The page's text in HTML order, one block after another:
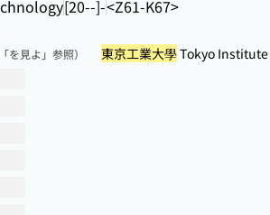
[20--]-<Z61-K67>
見よ」参照） 東京工業大學Tokyo